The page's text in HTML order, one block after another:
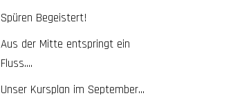
Spüren Begeistert!
Aus der Mitte entspringt ein
Fluss….
Unser Kursplan im September…